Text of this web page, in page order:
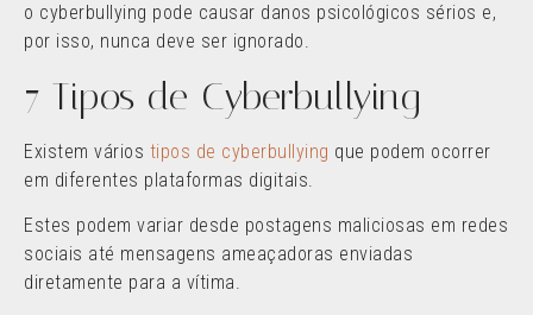
o cyberbullying pode causar danos psicológicos sérios e,
por isso, nunca deve ser ignorado.
7 Tipos de Cyberbullying
Existem vários tipos de cyberbullying que podem ocorrer
em diferentes plataformas digitais.
Estes podem variar desde postagens maliciosas em redes
sociais até mensagens ameaçadoras enviadas
diretamente para a vítima.